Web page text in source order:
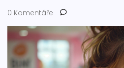
0 Komentáře